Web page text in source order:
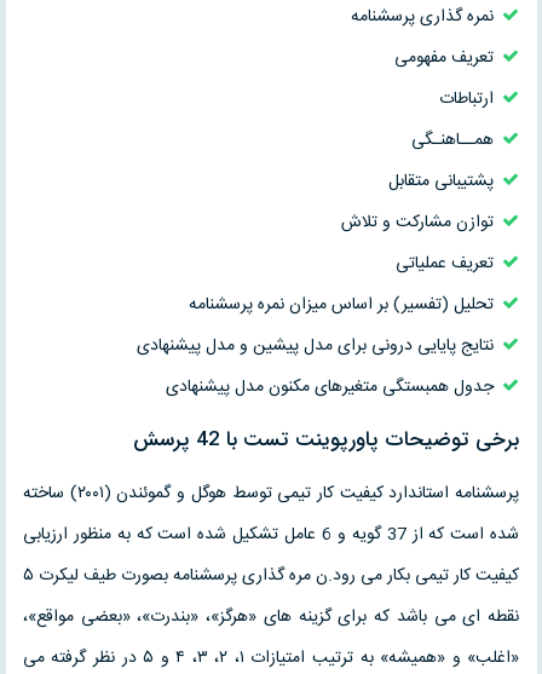
نمره گذاری پرسشنامه
تعریف مفهومی
ارتباطات
همــاهنـگی
پشتیبانی متقابل
توازن مشارکت و تلاش
تعریف عملیاتی
تحلیل (تفسیر) بر اساس میزان نمره پرسشنامه
نتایج پایایی درونی برای مدل پیشین و مدل پیشنهادی
جدول همبستگی متغیرهای مکنون مدل پیشنهادی
برخی توضیحات پاورپوینت تست با 42 پرسش
پرسشنامه استاندارد کیفیت کار تیمی توسط هوگل و گموئندن (۲۰۰۱) ساخته
شده است که از 37 گویه و 6 عامل تشکیل شده است که به منظور ارزیابی
کیفیت کار تیمی بکار می رود.ن مره گذاری پرسشنامه بصورت طیف لیکرت ۵
نقطه ای می باشد که برای گزینه های «هرگز»، «بندرت»، «بعضی مواقع»،
«اغلب» و «همیشه» به ترتیب امتیازات ۱، ۲، ۳، ۴ و ۵ در نظر گرفته می